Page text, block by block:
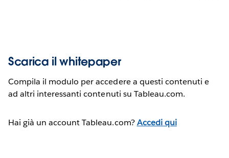
Scarica il whitepaper
Compila il modulo per accedere a questi contenuti e
ad altri interessanti contenuti su Tableau.com.
Hai già un account Tableau.com?Accedi qui